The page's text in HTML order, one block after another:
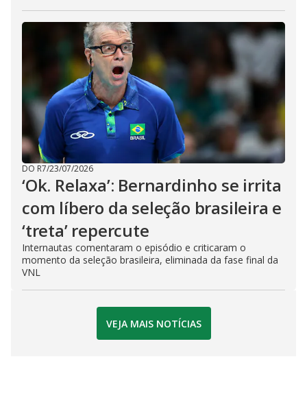
DO R7/23/07/2026
‘Ok. Relaxa’: Bernardinho se irrita
com líbero da seleção brasileira e
‘treta’ repercute
Internautas comentaram o episódio e criticaram o
momento da seleção brasileira, eliminada da fase final da
VNL
VEJA MAIS NOTÍCIAS